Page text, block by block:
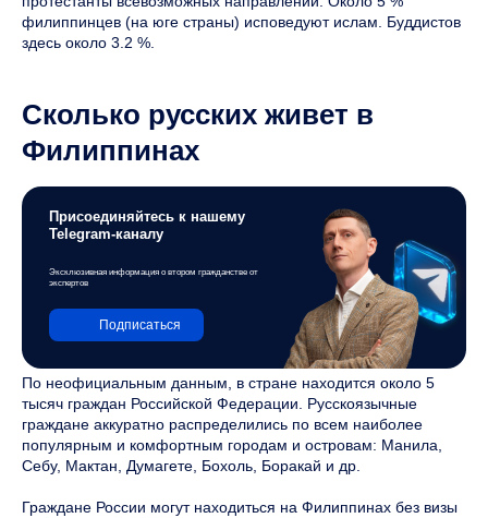
филиппинцев (на юге страны) исповедуют ислам. Буддистов
здесь около 3.2 %.
Сколько русских живет в
Филиппинах
Присоединяйтесь к нашему
Telegram-каналу
Эксклюзивная информация о втором гражданстве от
экспертов
Подписаться
По неофициальным данным, в стране находится около 5
тысяч граждан Российской Федерации. Русскоязычные
граждане аккуратно распределились по всем наиболее
популярным и комфортным городам и островам: Манила,
Себу, Мактан, Думагете, Бохоль, Боракай и др.
Граждане России могут находиться на Филиппинах без визы